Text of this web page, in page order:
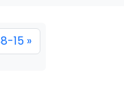
15 »